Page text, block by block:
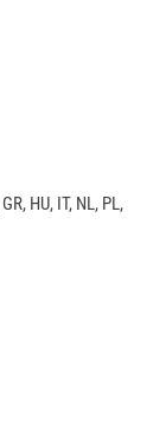
GR, HU, IT, NL, PL,